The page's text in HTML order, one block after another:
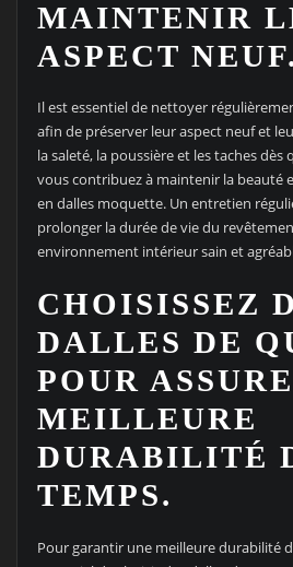
MAINTENIR
ASPECT NEUF.
Il est essentiel de nettoyer
afin de préserver leur aspect neuf et
la saleté, la poussière et les taches dès
vous contribuez à maintenir la beauté
en dalles moquette. Un entretien
prolonger la durée de vie du
environnement intérieur sain et
CHOISISSEZ
DALLES DE
POUR
MEILLEURE
DURABILITÉ
TEMPS.
Pour garantir une meilleure durabilité